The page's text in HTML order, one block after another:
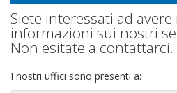
Siete interessati ad
informazioni sui nostri
Non esitate a contattarci.
I nostri uffici sono presenti a: